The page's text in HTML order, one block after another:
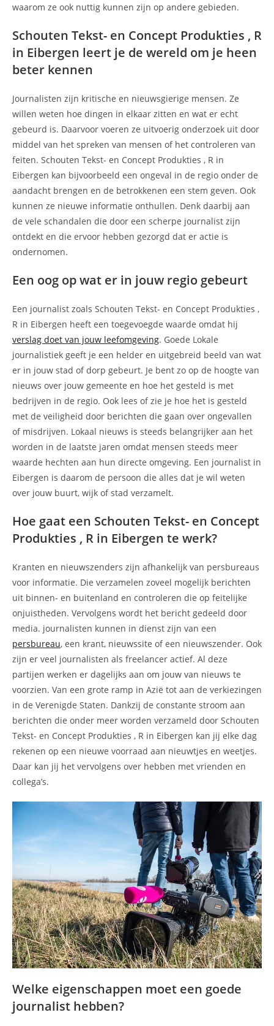
waarom ze ook nuttig kunnen zijn op andere gebieden.
Schouten Tekst- en Concept Produkties , R
in Eibergen leert je de wereld om je heen
beter kennen
Journalisten zijn kritische en nieuwsgierige mensen. Ze
willen weten hoe dingen in elkaar zitten en wat er echt
gebeurd is. Daarvoor voeren ze uitvoerig onderzoek uit door
middel van het spreken van mensen of het controleren van
feiten. Schouten Tekst- en Concept Produkties , R in
Eibergen kan bijvoorbeeld een ongeval in de regio onder de
aandacht brengen en de betrokkenen een stem geven. Ook
kunnen ze nieuwe informatie onthullen. Denk daarbij aan
de vele schandalen die door een scherpe journalist zijn
ontdekt en die ervoor hebben gezorgd dat er actie is
ondernomen.
Een oog op wat er in jouw regio gebeurt
Een journalist zoals Schouten Tekst- en Concept Produkties ,
R in Eibergen heeft een toegevoegde waarde omdat hij
verslag doet van jouw leefomgeving. Goede Lokale
journalistiek geeft je een helder en uitgebreid beeld van wat
er in jouw stad of dorp gebeurt. Je bent zo op de hoogte van
nieuws over jouw gemeente en hoe het gesteld is met
bedrijven in de regio. Ook lees of zie je hoe het is gesteld
met de veiligheid door berichten die gaan over ongevallen
of misdrijven. Lokaal nieuws is steeds belangrijker aan het
worden in de laatste jaren omdat mensen steeds meer
waarde hechten aan hun directe omgeving. Een journalist in
Eibergen is daarom de persoon die alles dat je wil weten
over jouw buurt, wijk of stad verzamelt.
Hoe gaat een Schouten Tekst- en Concept
Produkties , R in Eibergen te werk?
Kranten en nieuwszenders zijn afhankelijk van persbureaus
voor informatie. Die verzamelen zoveel mogelijk berichten
uit binnen- en buitenland en controleren die op feitelijke
onjuistheden. Vervolgens wordt het bericht gedeeld door
media. journalisten kunnen in dienst zijn van een
persbureau, een krant, nieuwssite of een nieuwszender. Ook
zijn er veel journalisten als freelancer actief. Al deze
partijen werken er dagelijks aan om jouw van nieuws te
voorzien. Van een grote ramp in Azië tot aan de verkiezingen
in de Verenigde Staten. Dankzij de constante stroom aan
berichten die onder meer worden verzameld door Schouten
Tekst- en Concept Produkties , R in Eibergen kan jij elke dag
rekenen op een nieuwe voorraad aan nieuwtjes en weetjes.
Daar kan jij het vervolgens over hebben met vrienden en
collega’s.
Welke eigenschappen moet een goede
journalist hebben?